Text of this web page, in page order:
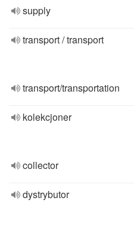
supply
transport / transport
transport/transportation
kolekcjoner
collector
dystrybutor